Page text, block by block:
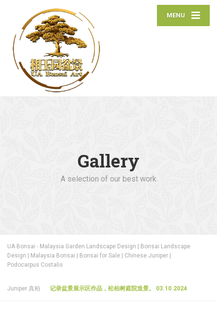
MENU
Gallery
A selection of our best work
UA Bonsai - Malaysia Garden Landscape Design | Bonsai Landscape
Design | Malaysia Bonsai | Bonsai for Sale | Chinese Juniper |
Podocarpus Costalis
Juniper 真柏 记录盆景展示区作品，松柏树庭院造景。 03.10.2024